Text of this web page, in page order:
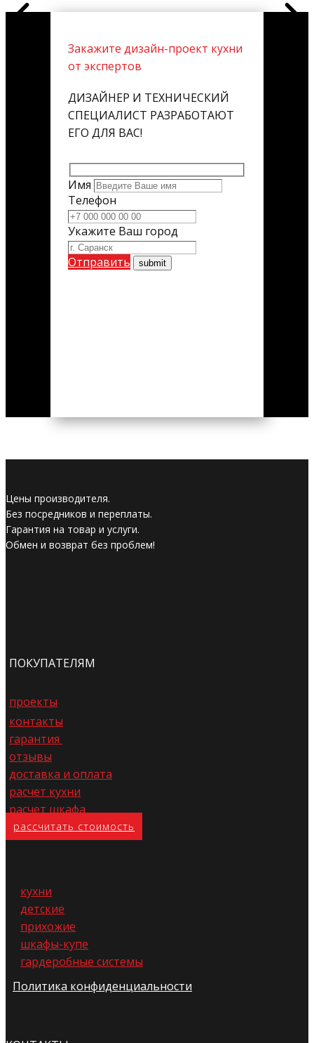
Закажите дизайн-проект кухни
от экспертов
ДИЗАЙНЕР И ТЕХНИЧЕСКИЙ
СПЕЦИАЛИСТ РАЗРАБОТАЮТ
ЕГО ДЛЯ ВАС!
Имя
Телефон
Укажите Ваш город
Отправить
Цены производителя.
Без посредников и переплаты.
Гарантия на товар и услуги.
Обмен и возврат без проблем!
ПОКУПАТЕЛЯМ
проекты
контакты
гарантия
отзывы
доставка и оплата
расчет кухни
расчет шкафа
расс​читать стоимость
кухни
детские
прихожие
шкафы-купе
гардеробные системы
Политика конфиденциальности